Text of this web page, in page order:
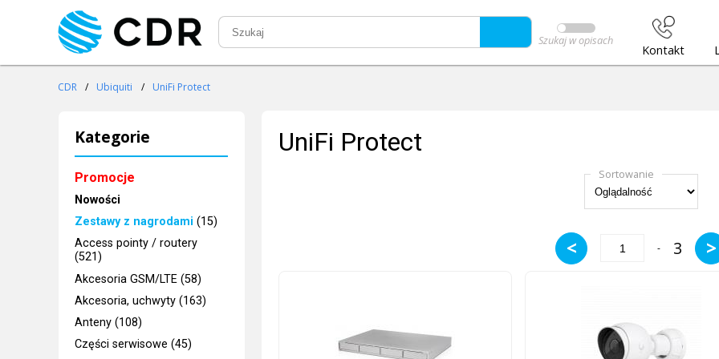
Szukaj w opisach
Kontakt
CDR / Ubiquiti / UniFi Protect
Kategorie
Promocje
Nowości
Zestawy z nagrodami (15)
Access pointy / routery
(521)
Akcesoria GSM/LTE (58)
Akcesoria, uchwyty (163)
Anteny (108)
Części serwisowe (45)
UniFi Protect
Sortowanie
< - 3 >